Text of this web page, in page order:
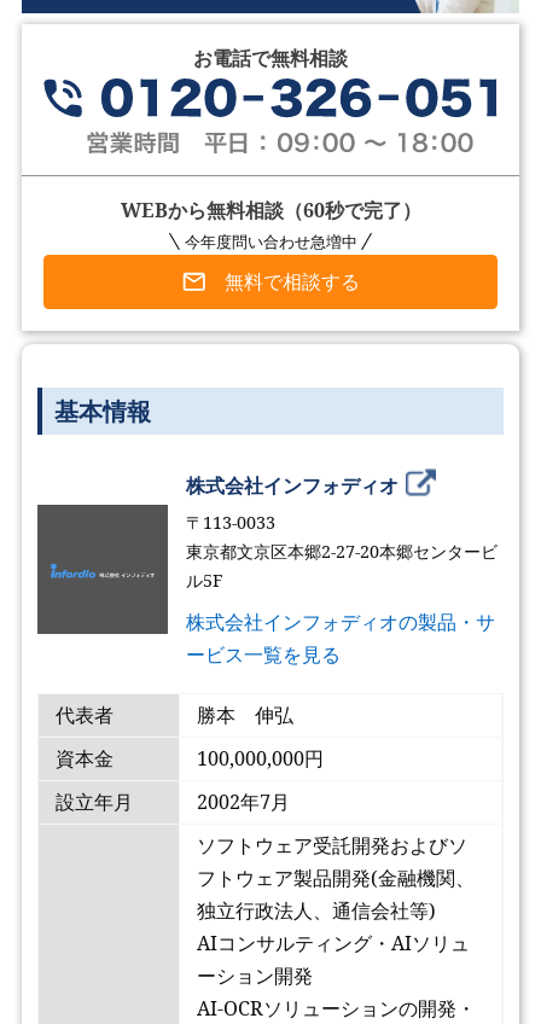
お電話で無料相談
WEBから無料相談（60秒で完了）
今年度問い合わせ急増中
無料で相談する
基本情報
株式会社インフォディオ
〒113-0033
東京都文京区本郷2-27-20本郷センタービ
ル5F
株式会社インフォディオの製品・サ
ービス一覧を見る
代表者
勝本 伸弘
資本金
100,000,000円
設立年月
2002年7月
ソフトウェア受託開発およびソ
フトウェア製品開発(金融機関、
独立行政法人、通信会社等)
AIコンサルティング・AIソリュ
ーション開発
AI-OCRソリューションの開発・